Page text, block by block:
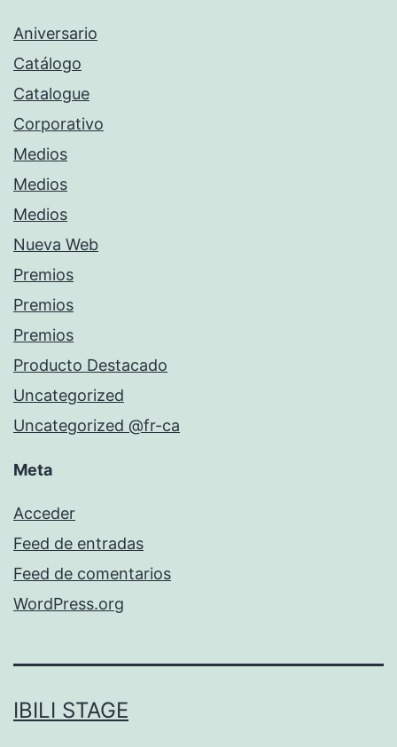
Aniversario
Catálogo
Catalogue
Corporativo
Medios
Medios
Medios
Nueva Web
Premios
Premios
Premios
Producto Destacado
Uncategorized
Uncategorized @fr-ca
Meta
Acceder
Feed de entradas
Feed de comentarios
WordPress.org
IBILI STAGE